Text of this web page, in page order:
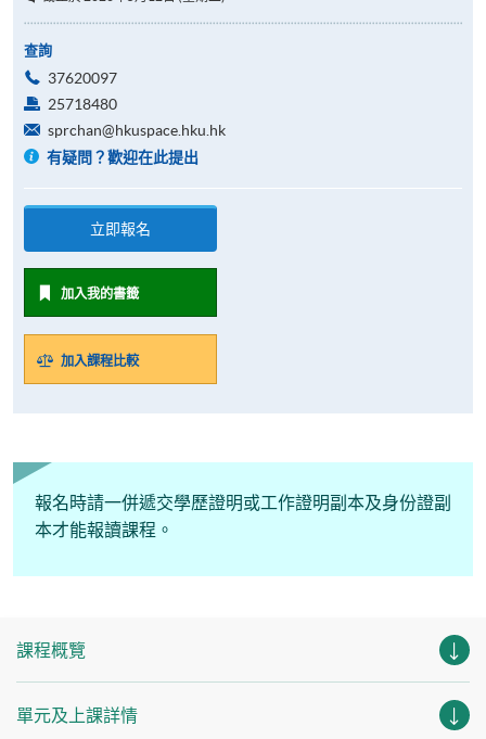
查詢
37620097
25718480
sprchan@hkuspace.hku.hk
有疑問？歡迎在此提出
立即報名
加入我的書籤
加入課程比較
報名時請一併遞交學歷證明或工作證明副本及身份證副
本才能報讀課程。
課程概覽
單元及上課詳情